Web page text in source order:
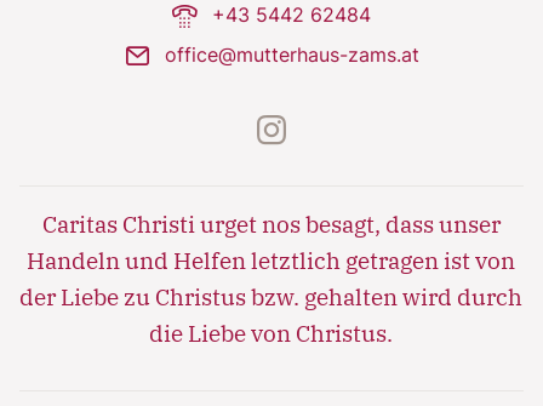
phone-dial +43 5442 62484
mail office@mutterhaus-zams.at
instagram
Caritas Christi urget nos besagt, dass unser
Handeln und Helfen letztlich getragen ist von
der Liebe zu Christus bzw. gehalten wird durch
die Liebe von Christus.
minim veniam, quis nostrud exercitation ullamco
laboris nisi ut aliquip ex ea commodo consequat.